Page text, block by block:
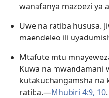
wanafanya mazoezi ya
Uwe na ratiba hususa.
maendeleo ili
Mtafute mtu
Kuwa na mwandamani
kutakuchangamsha na
ratiba.—Mhubiri 4:9, 10.